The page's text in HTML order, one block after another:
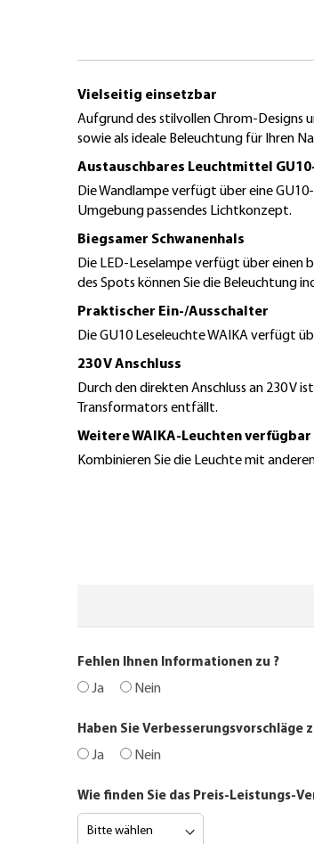
Vielseitig einsetzbar
Aufgrund des stilvollen Chrom-Designs
sowie als ideale Beleuchtung für Ihren
Austauschbares Leuchtmittel
Die Wandlampe verfügt über eine
Umgebung passendes Lichtkonzept.
Biegsamer Schwanenhals
Die LED-Leselampe verfügt über einen
des Spots können Sie die Beleuchtung
Praktischer Ein-/Ausschalter
Die GU10 Leseleuchte WAIKA verfügt
230 V Anschluss
Durch den direkten Anschluss an 230
Transformators entfällt.
Weitere WAIKA-Leuchten verfügbar
Kombinieren Sie die Leuchte mit
Fehlen Ihnen Informationen zu ?
Ja Nein
Haben Sie Verbesserungsvorschläge
Ja Nein
Wie finden Sie das Preis-Leistungs-